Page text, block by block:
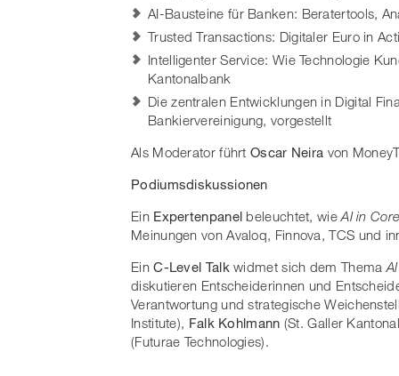
AI-Bausteine für Banken: Beratertools,
Trusted Transactions: Digitaler Euro in
Intelligenter Service: Wie Technologie
Kantonalbank
Die zentralen Entwicklungen in Digital
Bankiervereinigung, vorgestellt
Als Moderator führt Oscar Neira von
Podiumsdiskussionen
Ein Expertenpanel beleuchtet, wieAI in
Meinungen von Avaloq, Finnova, TCS und
EinC-Level Talkwidmet sich dem Thema
diskutieren Entscheiderinnen und
Verantwortung und strategische
Institute), Falk Kohlmann (St. Galler
(Futurae Technologies).